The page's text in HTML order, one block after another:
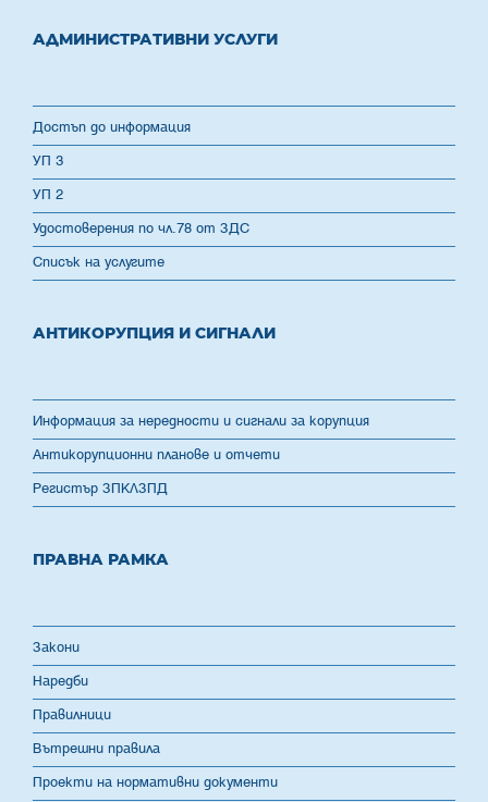
АДМИНИСТРАТИВНИ УСЛУГИ
Достъп до информация
УП 3
УП 2
Удостоверения по чл.78 от ЗДС
Списък на услугите
АНТИКОРУПЦИЯ И СИГНАЛИ
Информация за нередности и сигнали за корупция
Антикорупционни планове и отчети
Регистър ЗПКЛЗПД
ПРАВНА РАМКА
Закони
Наредби
Правилници
Вътрешни правила
Проекти на нормативни документи